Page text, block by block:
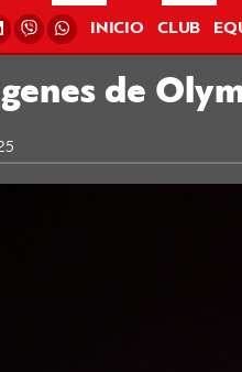
INICIO CLUB
de